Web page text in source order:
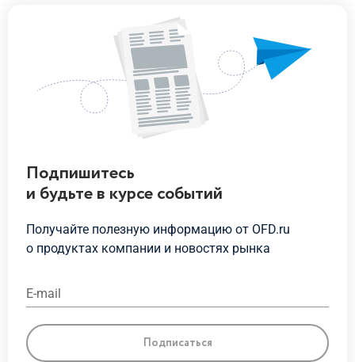
Подпишитесь
и будьтев курсесобытий
Получайте полезную информацию от OFD.ru
о продуктах компании и новостях рынка
E-mail
Подписаться